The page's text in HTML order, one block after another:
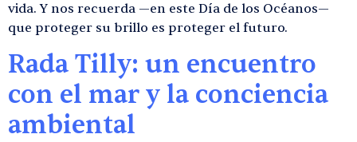
vida. Y nos recuerda —en este Día de los Océanos—
que proteger su brillo es proteger el futuro.
Rada Tilly: un encuentro
con el mar y la conciencia
ambiental